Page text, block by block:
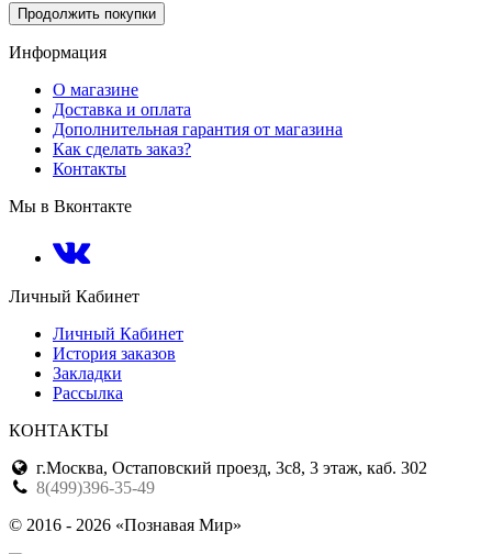
Продолжить покупки
Информация
О магазине
Доставка и оплата
Дополнительная гарантия от магазина
Как сделать заказ?
Контакты
Мы в Вконтакте
Личный Кабинет
Личный Кабинет
История заказов
Закладки
Рассылка
КОНТАКТЫ
г.Москва, Остаповский проезд, 3с8, 3 этаж, каб. 302
8(499)396-35-49
© 2016 - 2026 «Познавая Мир»